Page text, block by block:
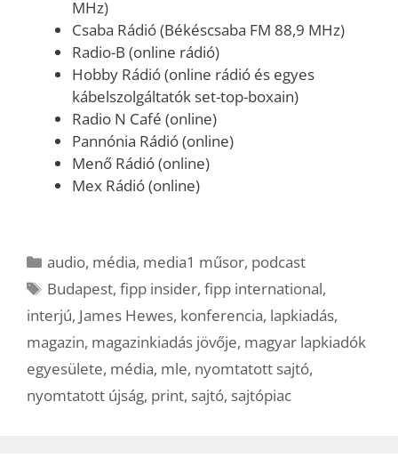
MHz)
Csaba Rádió (Békéscsaba FM 88,9 MHz)
Radio-B (online rádió)
Hobby Rádió (online rádió és egyes
kábelszolgáltatók set-top-boxain)
Radio N Café (online)
Pannónia Rádió (online)
Menő Rádió (online)
Mex Rádió (online)
Kategória
audio, média, media1 műsor, podcast
Címkék
Budapest,fipp insider,fipp international,
interjú, James Hewes, konferencia, lapkiadás,
magazin, magazinkiadás jövője, magyar lapkiadók
egyesülete, média, mle, nyomtatott sajtó,
nyomtatott újság, print, sajtó, sajtópiac